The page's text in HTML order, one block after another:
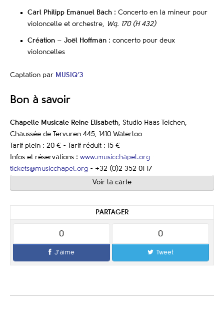
Carl Philipp Emanuel Bach : Concerto en la mineur pour
violoncelle et orchestre, Wq. 170 (H 432)
Création – Joël Hoffman : concerto pour deux
violoncelles
Captation par MUSIQ’3
Bon à savoir
Chapelle Musicale Reine Elisabeth , Studio Haas Teichen,
Chaussée de Tervuren 445, 1410 Waterloo
Tarif plein : 20 € - Tarif réduit : 15 €
Infos et réservations : www.musicchapel.org -
tickets@musicchapel.org - +32 (0)2 352 01 17
Voir la carte
PARTAGER
0
J'aime
0
Tweet